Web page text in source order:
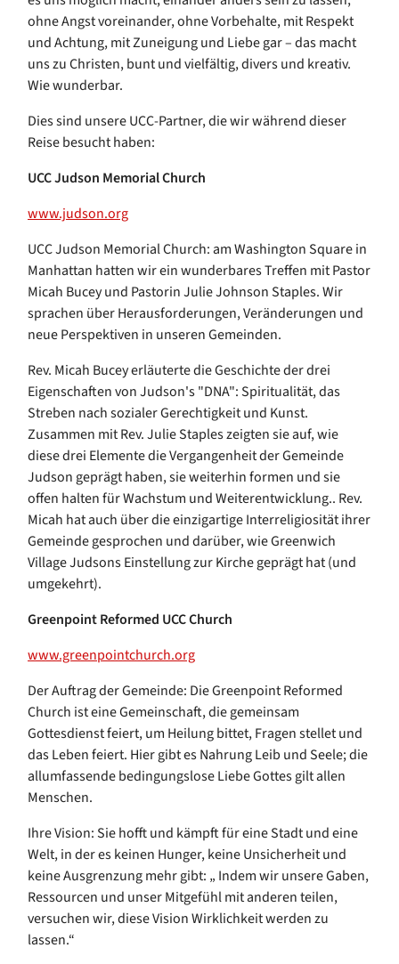
ohne Angst voreinander, ohne Vorbehalte, mit Respekt
und Achtung, mit Zuneigung und Liebe gar – das macht
uns zu Christen, bunt und vielfältig, divers und kreativ.
Wie wunderbar.
Dies sind unsere UCC-Partner, die wir während dieser
Reise besucht haben:
UCC Judson Memorial Church
www.judson.org
UCC Judson Memorial Church: am Washington Square in
Manhattan hatten wir ein wunderbares Treffen mit Pastor
Micah Bucey und Pastorin Julie Johnson Staples. Wir
sprachen über Herausforderungen, Veränderungen und
neue Perspektiven in unseren Gemeinden.
Rev. Micah Bucey erläuterte die Geschichte der drei
Eigenschaften von Judson's "DNA": Spiritualität, das
Streben nach sozialer Gerechtigkeit und Kunst.
Zusammen mit Rev. Julie Staples zeigten sie auf, wie
diese drei Elemente die Vergangenheit der Gemeinde
Judson geprägt haben, sie weiterhin formen und sie
offen halten für Wachstum und Weiterentwicklung.. Rev.
Micah hat auch über die einzigartige Interreligiosität ihrer
Gemeinde gesprochen und darüber, wie Greenwich
Village Judsons Einstellung zur Kirche geprägt hat (und
umgekehrt).
Greenpoint Reformed UCC Church
www.greenpointchurch.org
Der Auftrag der Gemeinde: Die Greenpoint Reformed
Church ist eine Gemeinschaft, die gemeinsam
Gottesdienst feiert, um Heilung bittet, Fragen stellet und
das Leben feiert. Hier gibt es Nahrung Leib und Seele; die
allumfassende bedingungslose Liebe Gottes gilt allen
Menschen.
Ihre Vision: Sie hofft und kämpft für eine Stadt und eine
Welt, in der es keinen Hunger, keine Unsicherheit und
keine Ausgrenzung mehr gibt: „ Indem wir unsere Gaben,
Ressourcen und unser Mitgefühl mit anderen teilen,
versuchen wir, diese Vision Wirklichkeit werden zu
lassen.“